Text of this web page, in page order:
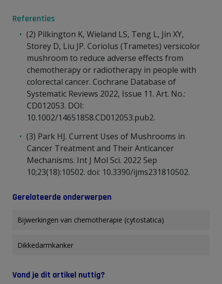
Referenties
(2) Pilkington K, Wieland LS, Teng L, Jin XY,
Storey D, Liu JP. Coriolus (Trametes) versicolor
mushroom to reduce adverse effects from
chemotherapy or radiotherapy in people with
colorectal cancer. Cochrane Database of
Systematic Reviews 2022, Issue 11. Art. No.:
CD012053. DOI:
10.1002/14651858.CD012053.pub2.
(3) Park HJ. Current Uses of Mushrooms in
Cancer Treatment and Their Anticancer
Mechanisms. Int J Mol Sci. 2022 Sep
10;23(18):10502. doi: 10.3390/ijms231810502.
Gerelateerde onderwerpen
Bijwerkingen van chemotherapie (cytostatica)
Dikkedarmkanker
Vond je dit artikel nuttig?